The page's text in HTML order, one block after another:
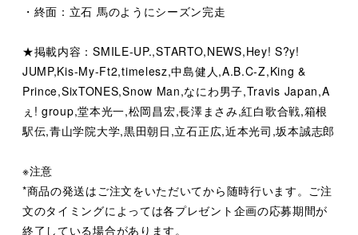
・終面：立石 馬のようにシーズン完走
★掲載内容：SMILE-UP.,STARTO,NEWS,Hey! S?y!
JUMP,Kis-My-Ft2,timelesz,中島健人,A.B.C-Z,King &
Prince,SixTONES,Snow Man,なにわ男子,Travis Japan,A
ぇ! group,堂本光一,松岡昌宏,長澤まさみ,紅白歌合戦,箱根
駅伝,青山学院大学,黒田朝日,立石正広,近本光司,坂本誠志郎
※注意
*商品の発送はご注文をいただいてから随時行います。ご注
文のタイミングによっては各プレゼント企画の応募期間が
終了している場合があります。